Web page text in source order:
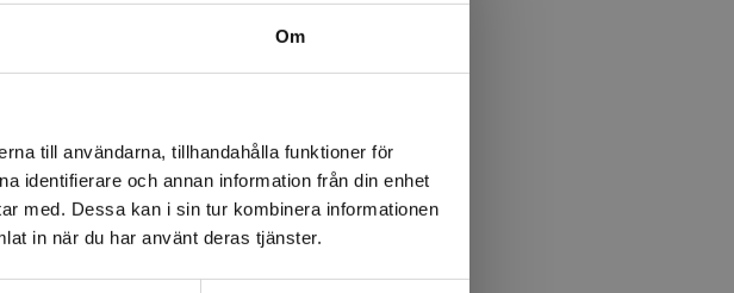
Om
till användarna, tillhandahålla funktioner för
identifierare och annan information från din enhet
med. Dessa kan i sin tur kombinera informationen
in när du har använt deras tjänster.
via en
leveranser utanför
måste
i